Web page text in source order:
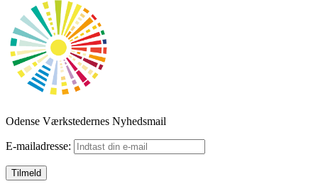
Odense Værkstedernes Nyhedsmail
E-mailadresse: